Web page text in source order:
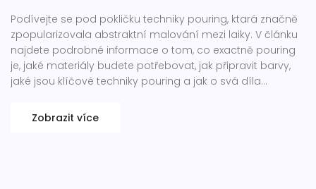
Podívejte se pod pokličku techniky pouring, ktará značně
zpopularizovala abstraktní malování mezi laiky. V článku
najdete podrobné informace o tom, co exactně pouring
je, jaké materiály budete potřebovat, jak připravit barvy,
jaké jsou klíčové techniky pouring a jak o svá díla
se do tvorby!
Zobrazit více